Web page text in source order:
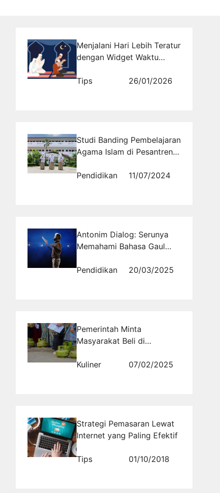
Menjalani Hari Lebih Teratur
dengan Widget Waktu
Tips
26/01/2026
Studi Banding Pembelajaran
Agama Islam di Pesantren
Kasus Al Masoem
Pendidikan 11/07/2024
Antonim Dialog: Serunya
Memahami Bahasa Gaul
Pendidikan
20/03/2025
Pemerintah Minta
Masyarakat Beli di
Kuliner
07/02/2025
Strategi Pemasaran Lewat
Internet yang Paling Efektif
Tips 01/10/2018